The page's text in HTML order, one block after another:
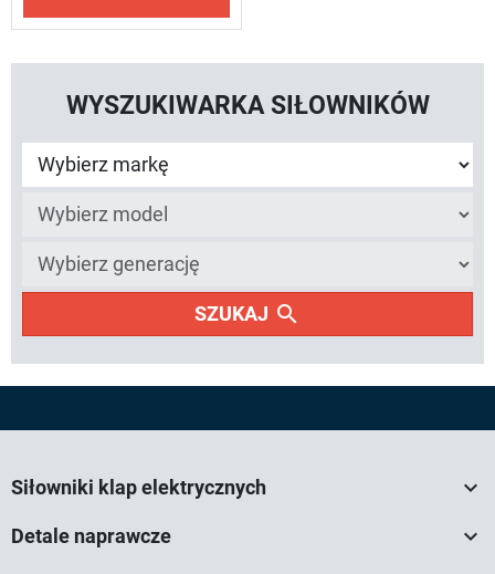
WYSZUKIWARKA SIŁOWNIKÓW
SZUKAJ search
Siłowniki klap elektrycznych 
Detale naprawcze 